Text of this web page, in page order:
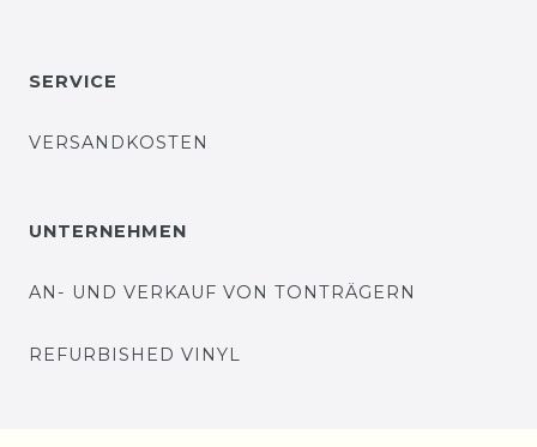
SERVICE
VERSANDKOSTEN
UNTERNEHMEN
AN- UND VERKAUF VON TONTRÄGERN
REFURBISHED VINYL